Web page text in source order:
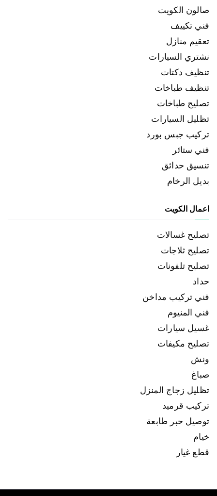
صالون الكويت
فني تكييف
تعقيم منازل
نشتري السيارات
تنظيف دكتات
تنظيف طباخات
تصليح طباخات
تظليل السيارات
تركيب جبس بورد
فني ستائر
تنسيق حدائق
بديل الرخام
اعمال الكويت
تصليح غسالات
تصليح ثلاجات
تصليح تلفونات
حداد
فني تركيب مداخن
فني المنيوم
غسيل سيارات
تصليح مكيفات
ونش
صباغ
تظليل زجاج المنزل
تركيب قرميد
توصيل حبر طابعة
خيام
قطع غيار